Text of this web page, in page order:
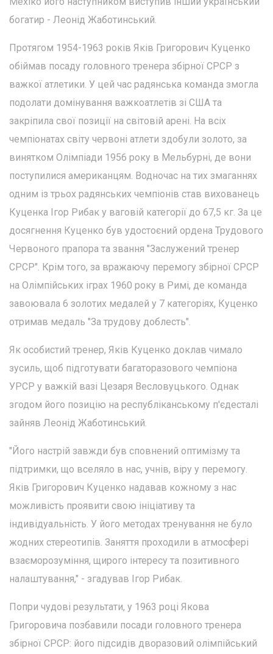
богатир - Леонід Жаботинський.
Протягом 1954-1963 років Яків Григорович Куценко
обіймав посаду головного тренера збірної СРСР з
важкої атлетики. У цей час радянська команда змогла
подолати домінування важкоатлетів зі США та
закріпила свої позиції на світовій арені. На всіх
чемпіонатах світу червоні атлети здобули золото, за
винятком Олімпіади 1956 року в Мельбурні, де вони
поступилися американцям. Водночас на тих змаганнях
одним із трьох радянських чемпіонів став вихованець
Куценка Ігор Рибак у ваговій категорії до 67,5 кг. За це
досягнення Куценко був удостоєний ордена Трудового
Червоного прапора та звання "Заслужений тренер
СРСР". Крім того, за вражаючу перемогу збірної СРСР
на Олімпійських іграх 1960 року в Римі, де команда
завоювала 6 золотих медалей у 7 категоріях, Куценко
отримав медаль "За трудову доблесть".
Як особистий тренер, Яків Куценко доклав чимало
зусиль, щоб підготувати багаторазового чемпіона
УРСР у важкій вазі Цезаря Весловуцького. Однак
згодом його позицію на республіканському п'єдесталі
зайняв Леонід Жаботинський.
"Його настрій завжди був сповнений оптимізму та
підтримки, що вселяло в нас, учнів, віру у перемогу.
Яків Григорович Куценко надавав кожному з нас
можливість проявити свою ініціативу та
індивідуальність. У його методах тренування не було
жодних стереотипів. Заняття проходили в атмосфері
взаєморозуміння, щирого інтересу та позитивного
налаштування," - згадував Ігор Рибак.
Попри чудові результати, у 1963 році Якова
Григоровича позбавили посади головного тренера
збірної СРСР: його підсидів дворазовий олімпійський